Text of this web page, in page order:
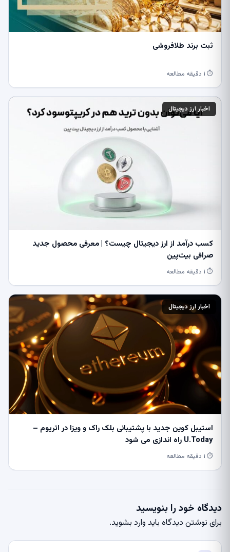
ثبت برند طلافروشی
⏱ ۱ دقیقه مطالعه
اخبار ارز دیجیتال
کسب درآمد از ارز دیجیتال چیست؟ | معرفی محصول جدید
صرافی بیت‌پین
⏱ ۱ دقیقه مطالعه
اخبار ارز دیجیتال
استیبل کوین جدید با پشتیبانی بلک راک و ویزا در اتریوم –
U.Today راه اندازی می شود
⏱ ۱ دقیقه مطالعه
دیدگاه خود را بنویسید
برای نوشتن دیدگاه باید وارد بشوید.